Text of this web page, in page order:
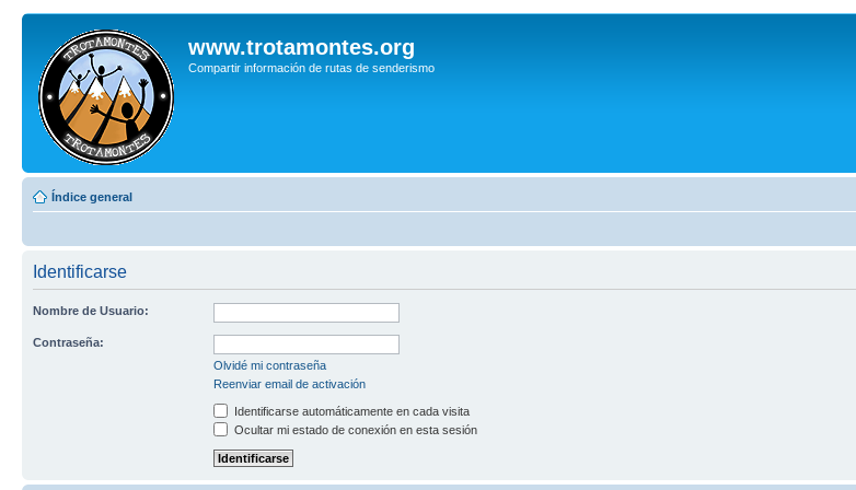
www.trotamontes.org
Compartir información de rutas de senderismo
Índice general
Identificarse
Nombre de Usuario:
Contraseña:
Olvidé mi contraseña
Reenviar email de activación
Identificarse automáticamente en cada visita
Ocultar mi estado de conexión en esta sesión